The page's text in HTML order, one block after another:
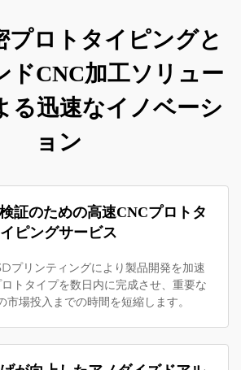
プロトタイピングと
ドCNC加工ソリュー
る迅速なイノベーシ
ョン
証のための高速CNCプロトタ
イピングサービス
プリンティングにより製品開発を加速
トタイプを数日内に完成させ、重要な
市場投入までの時間を短縮します。